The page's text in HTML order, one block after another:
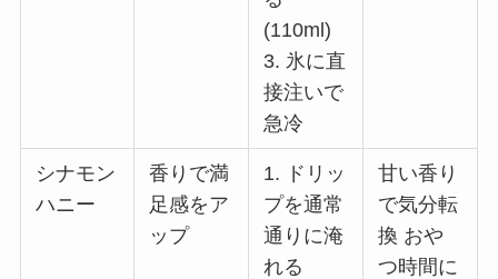
(110ml)
3. 氷に直
接注いで
急冷
シナモン
ハニー
香りで満
足感をア
ップ
1. ドリッ
プを通常
通りに淹
れる
甘い香り
で気分転
換 おや
つ時間に